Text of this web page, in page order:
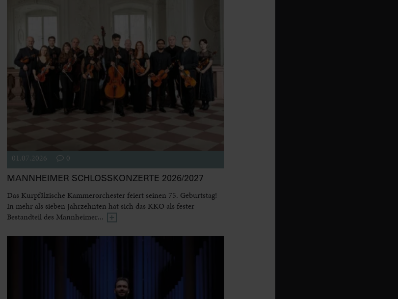
01.07.2026 0
MANNHEIMER SCHLOSSKONZERTE 2026/2027
Das Kurpfälzische Kammerorchester feiert seinen 75. Geburtstag!
In mehr als sieben Jahrzehnten hat sich das KKO als fester
Bestandteil des Mannheimer...